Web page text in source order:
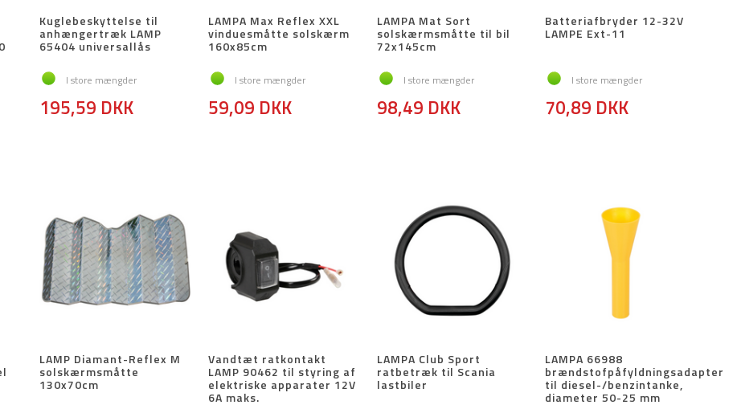
Kuglebeskyttelse til
anhængertræk LAMP
65404 universallås
I store mængder
195,59 DKK
LAMPA Max Reflex XXL
vinduesmåtte solskærm
160x85cm
I store mængder
59,09 DKK
LAMPA Mat Sort
solskærmsmåtte til bil
72x145cm
I store mængder
98,49 DKK
Batteriafbryder 12-32V
LAMPE Ext-11
I store mængder
70,89 DKK
LAMP Diamant-Reflex M
solskærmsmåtte
130x70cm
Vandtæt ratkontakt
LAMP 90462 til styring af
elektriske apparater 12V
6A maks.
LAMPA Club Sport
ratbetræk til Scania
lastbiler
LAMPA 66988
brændstofpåfyldningsadapter
til diesel-/benzintanke,
diameter 50-25 mm